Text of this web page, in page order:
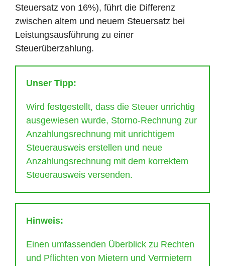
Steuersatz von 16%), führt die Differenz
zwischen altem und neuem Steuersatz bei
Leistungsausführung zu einer
Steuerüberzahlung.
Unser Tipp:
Wird festgestellt, dass die Steuer unrichtig
ausgewiesen wurde, Storno-Rechnung zur
Anzahlungsrechnung mit unrichtigem
Steuerausweis erstellen und neue
Anzahlungsrechnung mit dem korrektem
Steuerausweis versenden.
Hinweis:
Einen umfassenden Überblick zu Rechten
und Pflichten von Mietern und Vermietern